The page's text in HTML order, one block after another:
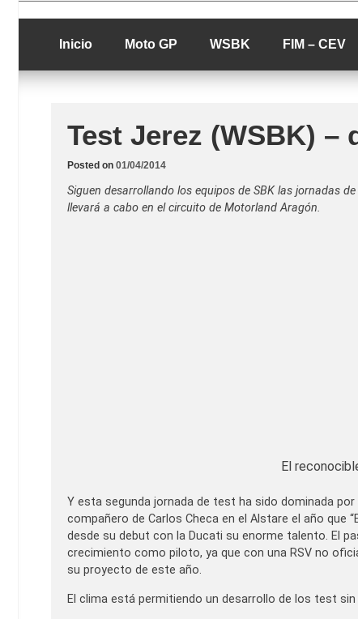
to
contentLucio Lopez GP
luciolopezgp
Inicio Moto GP WSBK FIM – CEV
Test Jerez (WSBK) –
Posted on 01/04/2014
Siguen desarrollando los equipos de SBK las jornadas
llevará a cabo en el circuito de Motorland Aragón.
El
Y esta segunda jornada de test ha sido dominada
compañero de Carlos Checa en el Alstare el año que
desde su debut con la Ducati su enorme talento. El
crecimiento como piloto, ya que con una RSV no
su proyecto de este año.
El clima está permitiendo un desarrollo de los test